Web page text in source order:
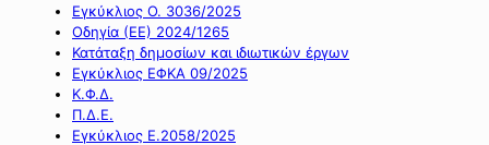
Εγκύκλιος Ο. 3036/2025
Οδηγία (ΕΕ) 2024/1265
Κατάταξη δημοσίων και ιδιωτικών έργων
Εγκύκλιος ΕΦΚΑ 09/2025
Κ.Φ.Δ.
Π.Δ.Ε.
Εγκύκλιος Ε.2058/2025